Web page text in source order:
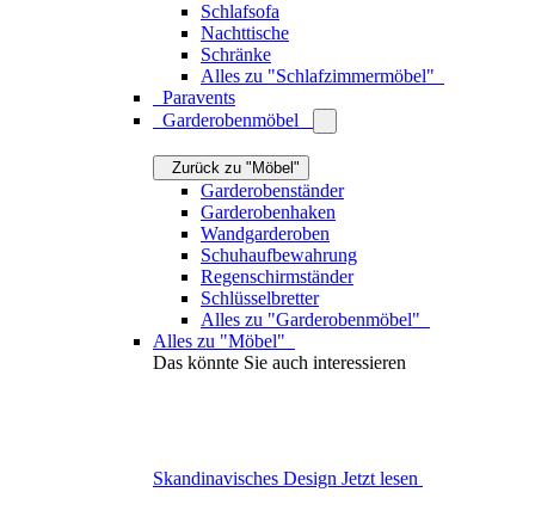
Schlafsofa
Nachttische
Schränke
Alles zu "Schlafzimmermöbel"
Paravents
Garderobenmöbel
Zurück zu "Möbel"
Garderobenständer
Garderobenhaken
Wandgarderoben
Schuhaufbewahrung
Regenschirmständer
Schlüsselbretter
Alles zu "Garderobenmöbel"
Alles zu "Möbel"
Das könnte Sie auch interessieren
Jetzt lesen